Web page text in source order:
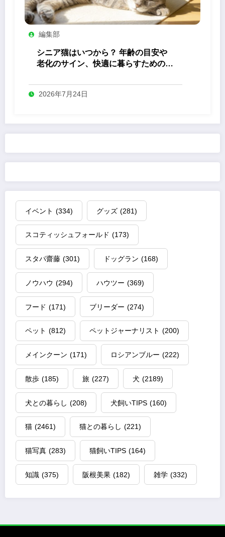
編集部
シニア猫はいつから？ 年齢の目安や
老化のサイン、快適に暮らすためのケ
2026年7月24日
イベント (334) グッズ (281)
スコティッシュフォールド (173)
スタパ齋藤 (301) ドッグラン (168)
ノウハウ (294) ハウツー (369)
フード (171) ブリーダー (274)
ペット (812) ペットジャーナリスト (200)
メインクーン (171) ロシアンブルー (222)
散歩 (185) 旅 (227) 犬 (2189)
犬との暮らし (208) 犬飼いTIPS (160)
猫 (2461) 猫との暮らし (221)
猫写真 (283) 猫飼いTIPS (164)
知識 (375) 阪根美果 (182) 雑学 (332)